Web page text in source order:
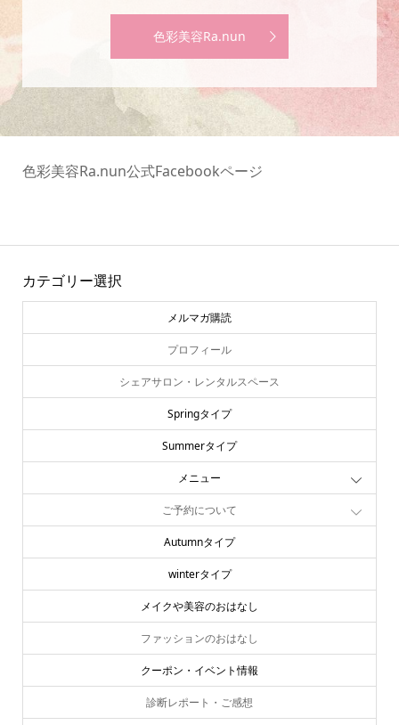
色彩美容Ra.nun
色彩美容Ra.nun公式Facebookページ
カテゴリー選択
メルマガ購読
プロフィール
シェアサロン・レンタルスペース
Springタイプ
Summerタイプ
メニュー
ご予約について
Autumnタイプ
winterタイプ
メイクや美容のおはなし
ファッションのおはなし
クーポン・イベント情報
診断レポート・ご感想